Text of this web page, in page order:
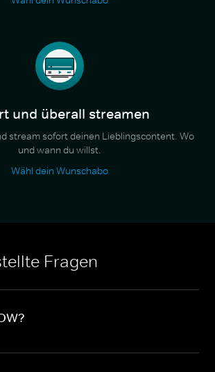
und überall streamen
stream sofort deinen Lieblingscontent. Wo
und wann du willst.
Wähl dein Wunschabo
Fragen